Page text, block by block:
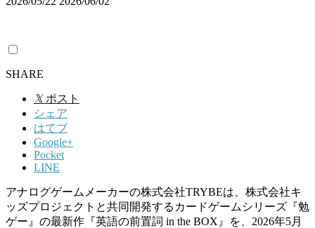
SHARE
𝕏 ポスト
シェア
はてブ
Google+
Pocket
LINE
アナログゲームメーカーの株式会社TRYBEは、株式会社キ
ッズプロジェクトと共同開発するカードゲームシリーズ『勉
ゲー』の最新作『英語の前置詞 in the BOX』を、2026年5月